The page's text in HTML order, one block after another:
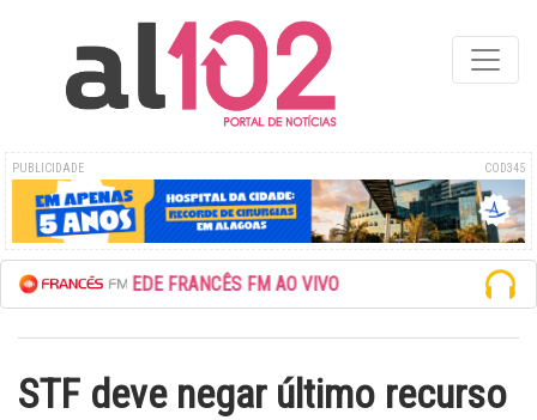
PUBLICIDADE COD345
ESCUTE A REDE FRANCÊS FM AO VIVO
STF deve negar último recurso